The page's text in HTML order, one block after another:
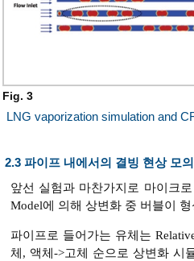
Fig. 3
LNG vaporization simulation and
2.3 파이프 내에서의 결빙 현상 모의
앞선 실험과 마찬가지로 마이크
Model에 의해 상변화 중 버블이 형
파이프로 들어가는 유체는
체, 액체->고체 순으로 상변화 시